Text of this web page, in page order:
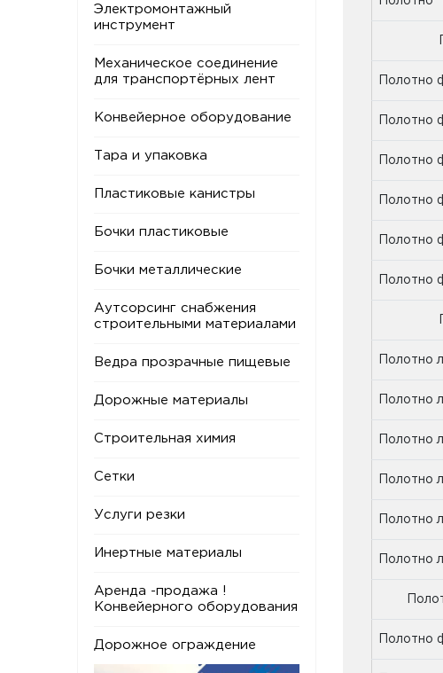
Электромонтажный
инструмент
Механическое соединение
для транспортёрных лент
Конвейерное оборудование
Тара и упаковка
Пластиковые канистры
Бочки пластиковые
Бочки металлические
Аутсорсинг снабжения
строительными материалами
Ведра прозрачные пищевые
Дорожные материалы
Строительная химия
Сетки
Услуги резки
Инертные материалы
Аренда -продажа !
Конвейерного оборудования
Дорожное ограждение
Полотно
Полотно
Полотно
Полотно
Полотно
Полотно
Полотно
Полотно
Полотно
Полотно
Полотно
Полотно
Полотно